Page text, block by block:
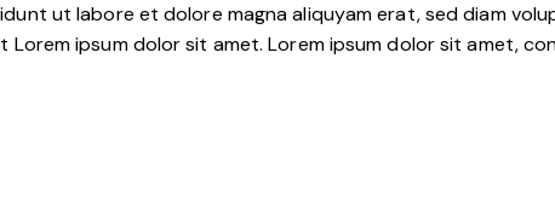
ut labore et dolore magna aliquyam erat, sed diam
ipsum dolor sit amet. Lorem ipsum dolor sit amet,